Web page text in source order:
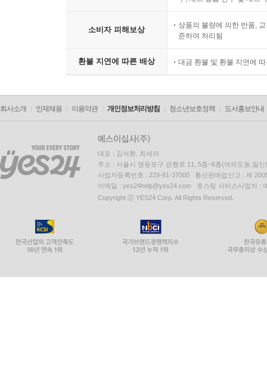
소비자 피해보상
상품의 불량에 의한 반품,
준하여 처리됨
환불 지연에 따른 배상 대금 환불 및 환불 지연에
회사소개 인재채용 이용약관 개인정보처리방침 청소년보호정책 도서홍보안내
대표 : 김석환, 최세라
주소 : 서울시 영등포구 은행로 11, 5층~6층(여의도동,일신
사업자등록번호 : 229-81-37000 통신판매업신고 : 제
이메일 : yes24help@yes24.com 호스팅 서비스사업자 :
Copyright ⓒ YES24 Corp. All Rights Reserved.